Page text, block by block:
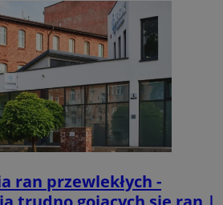
ran przewlekłych -